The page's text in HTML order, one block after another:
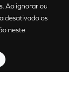
Ao ignorar ou
desativado os
neste